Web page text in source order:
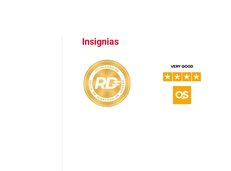
Insignias